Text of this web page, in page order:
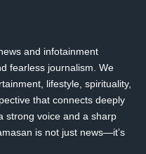
and infotainment
fearless journalism. We
lifestyle, spirituality,
that connects deeply
strong voice and a sharp
is not just news—it’s